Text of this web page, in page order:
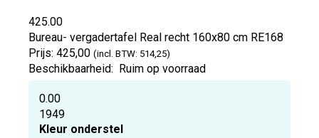
425.00
Bureau- vergadertafel Real recht 160x80 cm RE168
Prijs: 425,00 (incl. BTW: 514,25)
Beschikbaarheid: Ruim op voorraad
0.00
1949
Kleur onderstel